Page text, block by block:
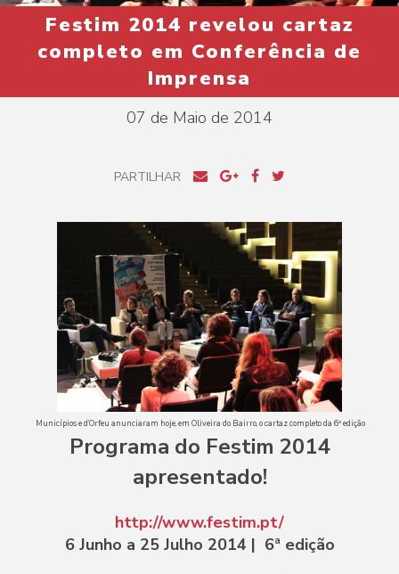
Festim 2014 revelou cartaz
completo em Conferência de
Imprensa
07 de Maio de 2014
PARTILHAR
Municípios e d’Orfeu anunciaram hoje, em Oliveira do Bairro, o cartaz completo da 6ª edição
Programa do Festim 2014
apresentado!
http://www.festim.pt/
6 Junho a 25 Julho 2014 | 6ª edição